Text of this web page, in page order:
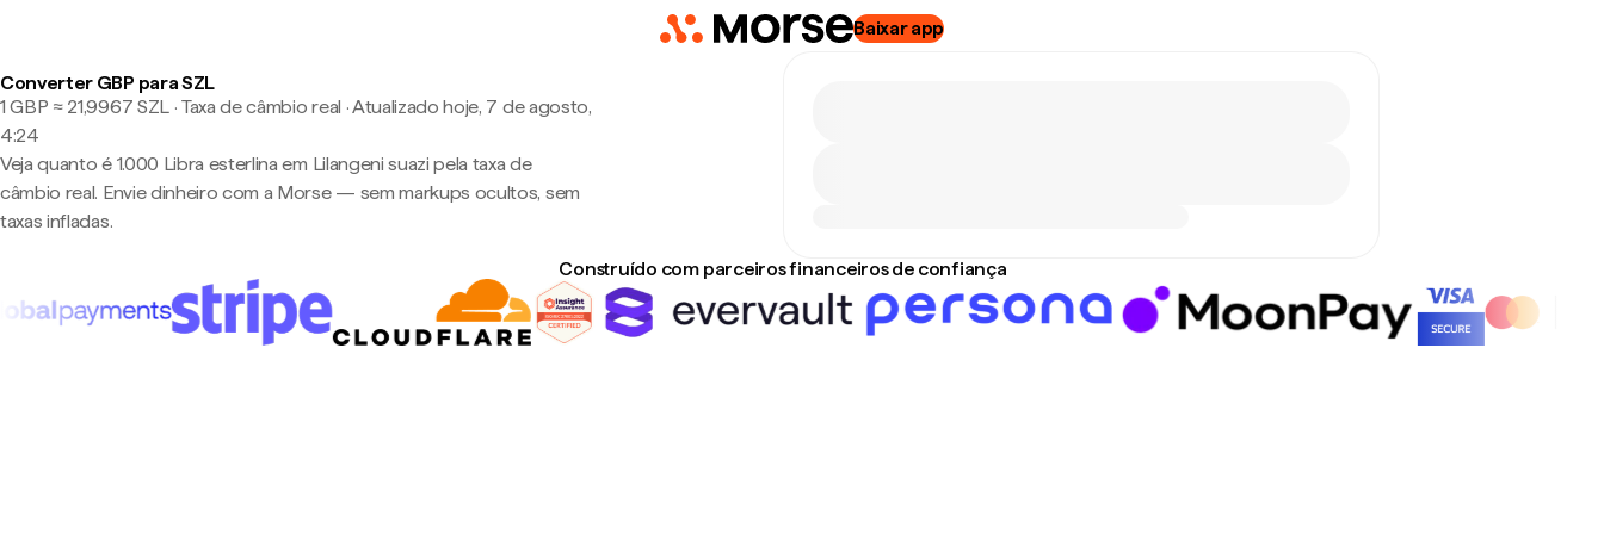
Baixar app
Converter GBP para SZL
1 GBP ≈ 21,9967 SZL · Taxa de câmbio real ·Atualizado hoje, 7 de agosto,
4:24
Veja quanto é 1.000 Libra esterlina em Lilangeni suazi pela taxa de
câmbio real. Envie dinheiro com a Morse — sem markups ocultos, sem
taxas infladas.
Construído com parceiros financeiros de confiança